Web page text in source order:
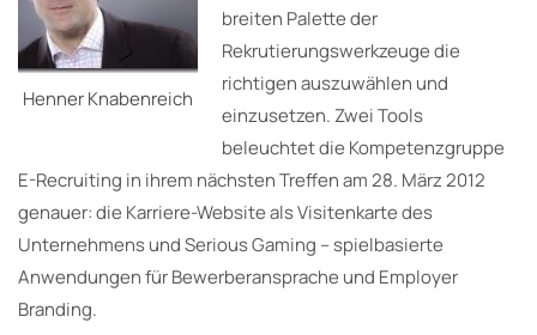
Henner Knabenreich
breiten Palette der
Rekrutierungswerkzeuge die
richtigen auszuwählen und
einzusetzen. Zwei Tools
beleuchtet die Kompetenzgruppe
E-Recruiting in ihrem nächsten Treffen am 28. März 2012
genauer: die Karriere-Website als Visitenkarte des
Unternehmens und Serious Gaming – spielbasierte
Anwendungen für Bewerberansprache und Employer
Branding.